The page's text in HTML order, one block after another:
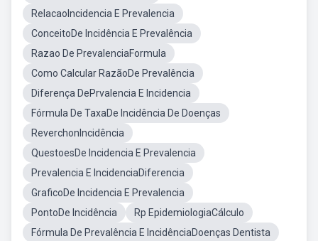
RelacaoIncidencia E Prevalencia
ConceitoDe Incidência E Prevalência
Razao De PrevalenciaFormula
Como Calcular RazãoDe Prevalência
Diferença DePrvalencia E Incidencia
Fórmula De TaxaDe Incidência De Doenças
ReverchonIncidência
QuestoesDe Incidencia E Prevalencia
Prevalencia E IncidenciaDiferencia
GraficoDe Incidencia E Prevalencia
PontoDe Incidência
Rp EpidemiologiaCálculo
Fórmula De Prevalência E IncidênciaDoenças Dentista